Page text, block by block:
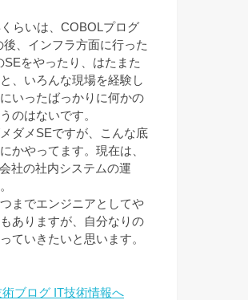
らいは、COBOLプログ
、インフラ方面に行った
をやったり、はたまた
、いろんな現場を経験し
いったばっかりに何かの
のはないです。
ダメSEですが、こんな底
かやってます。現在は、
社の社内システムの運
までエンジニアとしてや
ありますが、自分なりの
ていきたいと思います。